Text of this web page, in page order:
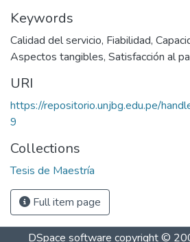
Keywords
Calidad del servicio, Fiabilidad,
Aspectos tangibles, Satisfacción al
URI
https://repositorio.unjbg.edu.pe/
9
Collections
Tesis de Maestría
Full item page
DSpace software copyright ©